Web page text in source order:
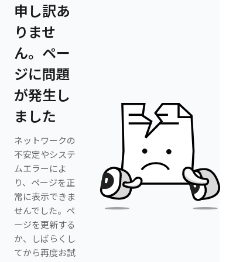
申し訳あ
りませ
ん。ペー
ジに問題
が発生し
ました
ネットワークの
不安定やシステ
ムエラーによ
り、ページを正
常に表示できま
せんでした。ペ
ージを更新する
か、しばらくし
てから再度お試